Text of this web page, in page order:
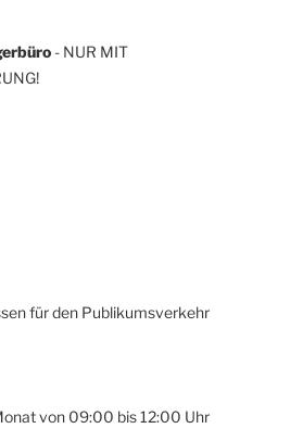
- NUR MIT
für den Publikumsverkehr
von 09:00 bis 12:00 Uhr